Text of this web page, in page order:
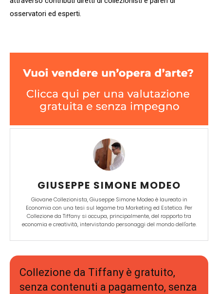
osservatori ed esperti.
GIUSEPPE SIMONE MODEO
Giovane Collezionista, Giuseppe Simone Modeo è laureato in
Economia con una tesi sul legame tra Marketing ed Estetica. Per
Collezione da Tiffany si occupa, principalmente, del rapporto tra
economia e creatività, intervistando personaggi del mondo dell'arte.
Collezione da Tiffany è gratuito,
senza contenuti a pagamento, senza